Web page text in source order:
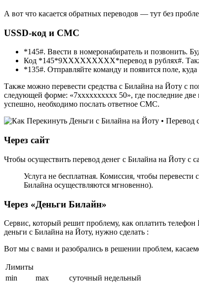
А вот что касается обратных переводов — тут без
USSD-код и СМС
*145#. Ввести в номеронабиратель и позвонить.
Код *145*9ХХХХХХХХХ*перевод в рублях#. Также
*135#. Отправляйте команду и появится поле,
Также можно перевести средства с Билайна на Йоту с
следующей форме: «7хххххххххх 50», где последние
успешно, необходимо послать ответное СМС.
Через сайт
Чтобы осуществить перевод денег с Билайна на Йоту с
Услуга не бесплатная. Комиссия, чтобы
Билайна осуществляются мгновенно).
Через «Деньги Билайн»
Сервис, который решит проблему, как оплатить
деньги с Билайна на Йоту, нужно сделать :
Вот мы с вами и разобрались в решении проблем,
Лимиты
min
max суточный недельный